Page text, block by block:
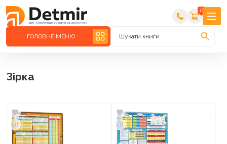
0
ГОЛОВНЕ МЕНЮ Шукати книги
Зірка